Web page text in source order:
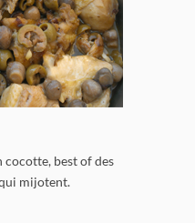
cocotte, best of des
mijotent.